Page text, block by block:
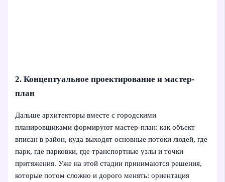
2. Концептуальное проектирование и мастер-
план
Дальше архитекторы вместе с городскими
планировщиками формируют мастер-план: как объект
вписан в район, куда выходят основные потоки людей, где
парк, где парковки, где транспортные узлы и точки
притяжения. Уже на этой стадии принимаются решения,
которые потом сложно и дорого менять: ориентация